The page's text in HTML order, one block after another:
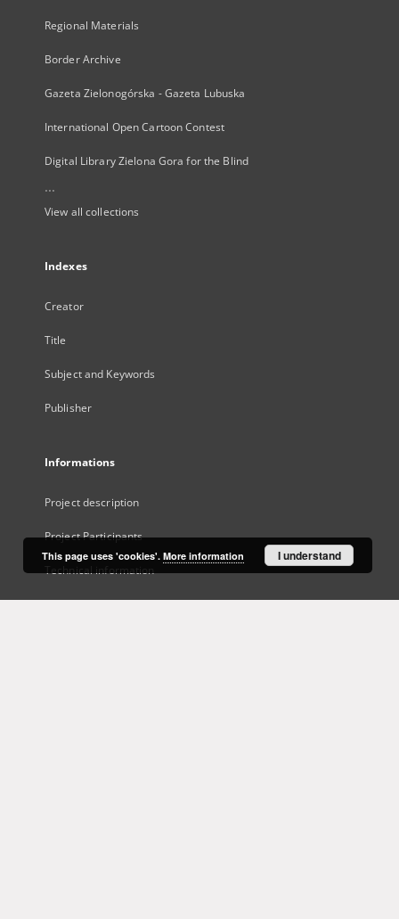
Regional Materials
Border Archive
Gazeta Zielonogórska - Gazeta Lubuska
International Open Cartoon Contest
Digital Library Zielona Gora for the Blind
...
View all collections
Indexes
Creator
Title
Subject and Keywords
Publisher
Informations
Project description
Project Participants
Technical information
Frequently asked questions
This page uses 'cookies'. More information I understand